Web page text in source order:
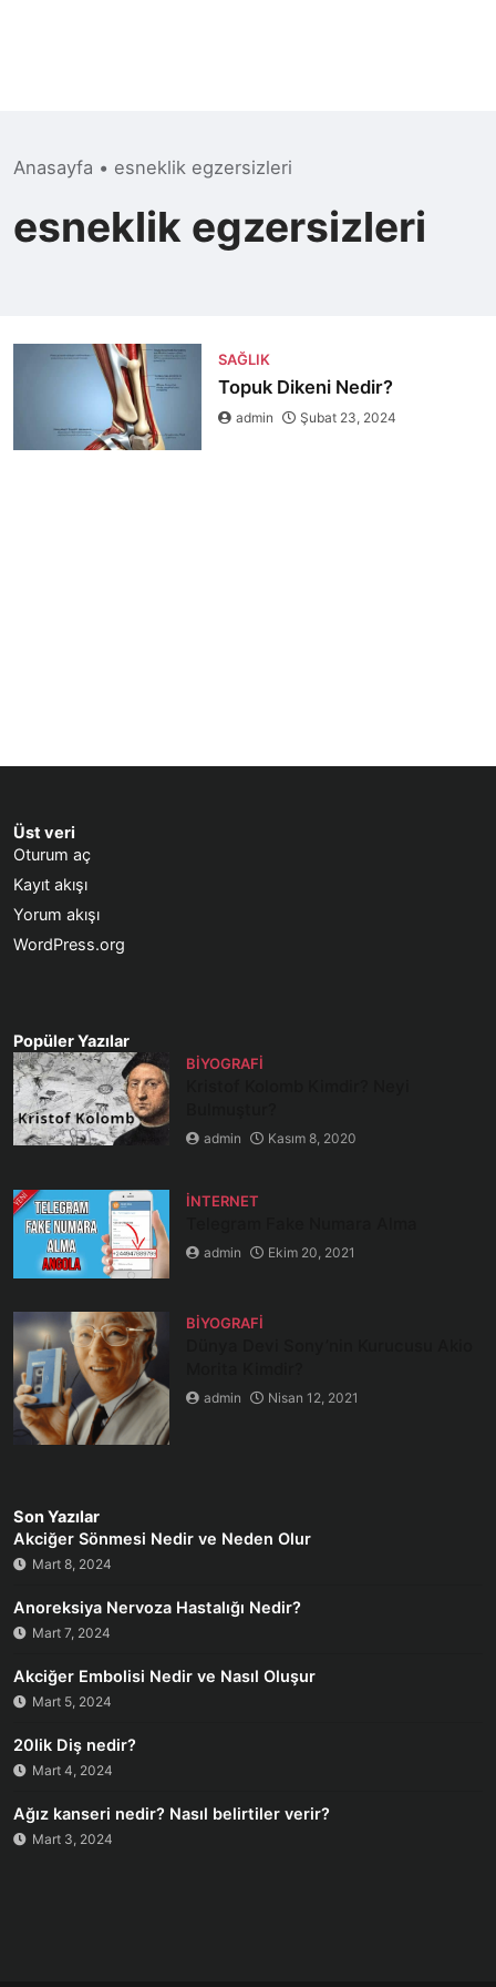
Anasayfa • esneklik egzersizleri
esneklik egzersizleri
SAĞLIK
Topuk Dikeni Nedir?
admin Şubat 23, 2024
Üst veri
Oturum aç
Kayıt akışı
Yorum akışı
WordPress.org
Popüler Yazılar
BIYOGRAFI
admin Kasım 8, 2020
İNTERNET
admin Ekim 20, 2021
BIYOGRAFI
admin Nisan 12, 2021
Son Yazılar
Akciğer Sönmesi Nedir ve Neden Olur
Mart 8, 2024
Anoreksiya Nervoza Hastalığı Nedir?
Mart 7, 2024
Akciğer Embolisi Nedir ve Nasıl Oluşur
Mart 5, 2024
20lik Diş nedir?
Mart 4, 2024
Ağız kanseri nedir? Nasıl belirtiler verir?
Mart 3, 2024